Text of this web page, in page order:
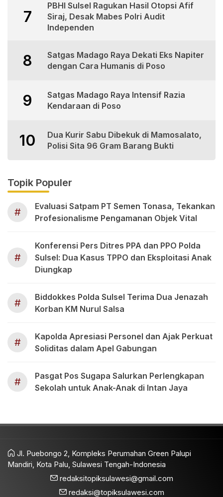
7
PBHI Sulsel Ragukan Hasil Otopsi Afif
Siraj, Desak Mabes Polri Audit
Independen
8
Satgas Madago Raya Dekati Eks Napiter
dengan Cara Humanis di Poso
9
Satgas Madago Raya Intensif Razia
Kendaraan di Poso
10
Dua Kurir Sabu Dibekuk di Mamosalato,
Polisi Sita 96 Gram Barang Bukti
Topik Populer
#
Evaluasi Satpam PT Semen Tonasa, Tekankan
Profesionalisme Pengamanan Objek Vital
#
Konferensi Pers Ditres PPA dan PPO Polda
Sulsel: Dua Kasus TPPO dan Eksploitasi Anak
Diungkap
#
Biddokkes Polda Sulsel Terima Dua Jenazah
Korban KM Nurul Salsa
#
Kapolda Apresiasi Personel dan Ajak Perkuat
Soliditas dalam Apel Gabungan
#
Pasgat Pos Sugapa Salurkan Perlengkapan
Sekolah untuk Anak-Anak di Intan Jaya
Jl. Puebongo 2, Kompleks Perumahan Green Palupi
Mandiri, Kota Palu, Sulawesi Tengah-Indonesia
redaksitopiksulawesi@gmail.com
redaksi@topiksulawesi.com